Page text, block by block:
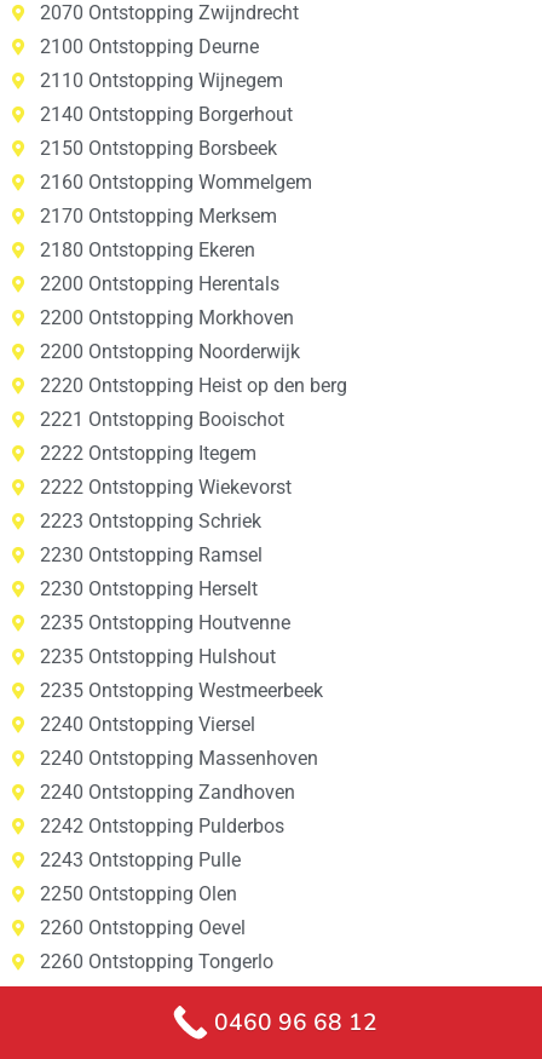
2070 Ontstopping Zwijndrecht
2100 Ontstopping Deurne
2110 Ontstopping Wijnegem
2140 Ontstopping Borgerhout
2150 Ontstopping Borsbeek
2160 Ontstopping Wommelgem
2170 Ontstopping Merksem
2180 Ontstopping Ekeren
2200 Ontstopping Herentals
2200 Ontstopping Morkhoven
2200 Ontstopping Noorderwijk
2220 Ontstopping Heist op den berg
2221 Ontstopping Booischot
2222 Ontstopping Itegem
2222 Ontstopping Wiekevorst
2223 Ontstopping Schriek
2230 Ontstopping Ramsel
2230 Ontstopping Herselt
2235 Ontstopping Houtvenne
2235 Ontstopping Hulshout
2235 Ontstopping Westmeerbeek
2240 Ontstopping Viersel
2240 Ontstopping Massenhoven
2240 Ontstopping Zandhoven
2242 Ontstopping Pulderbos
2243 Ontstopping Pulle
2250 Ontstopping Olen
2260 Ontstopping Oevel
2260 Ontstopping Tongerlo
2260 Ontstopping Zoerle-Parwijs
0460 96 68 12